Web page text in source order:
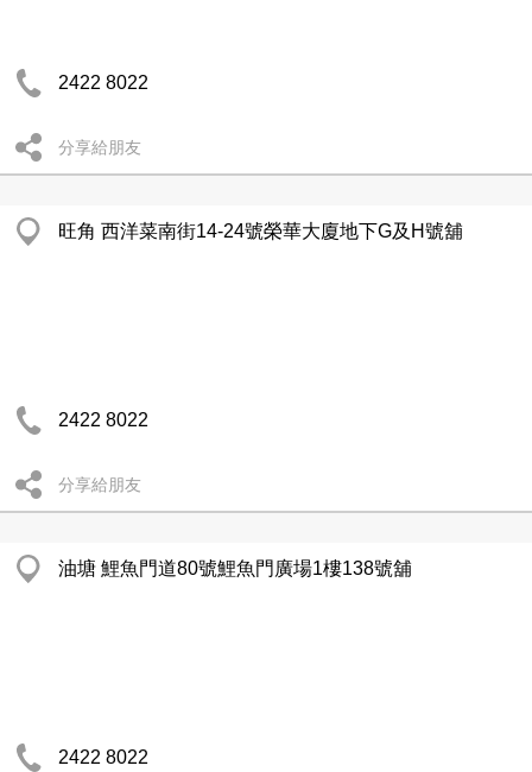
2422 8022
分享給朋友
旺角 西洋菜南街14-24號榮華大廈地下G及H號舖
2422 8022
分享給朋友
油塘 鯉魚門道80號鯉魚門廣場1樓138號舖
2422 8022